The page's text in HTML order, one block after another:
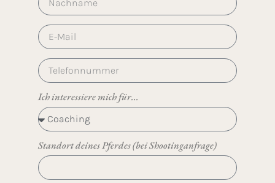
Ich interessiere mich für...
Standort deines Pferdes (bei Shootinganfrage)